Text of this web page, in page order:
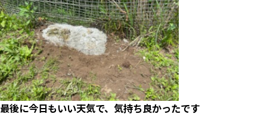
最後に今日もいい天気で、気持ち良かったです